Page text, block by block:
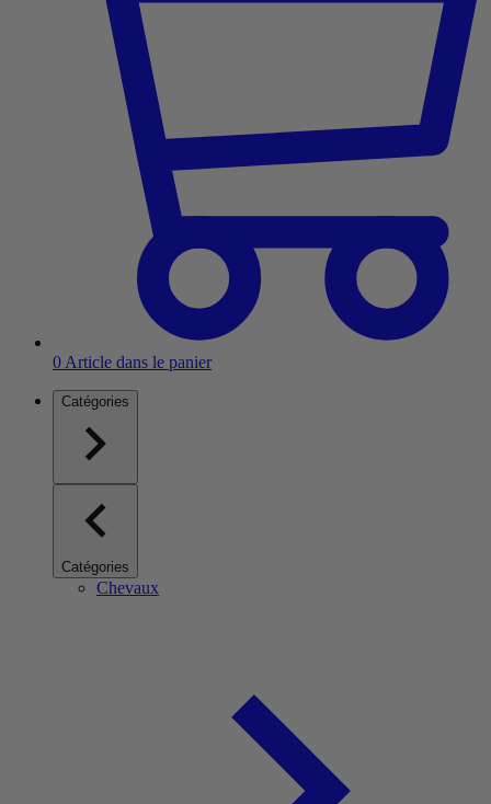
0 Article dans le panier
Catégories
Catégories
Chevaux